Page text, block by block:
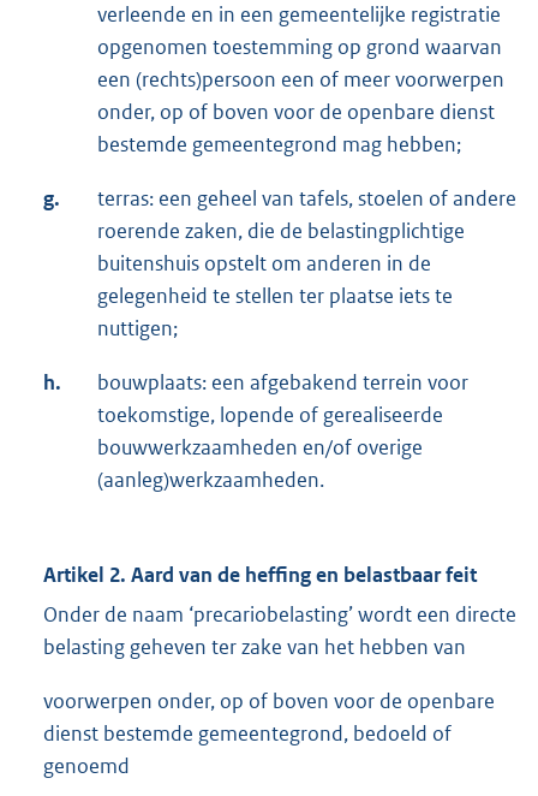
verleende en in een gemeentelijke registratie
opgenomen toestemming op grond waarvan
een (rechts)persoon een of meer voorwerpen
onder, op of boven voor de openbare dienst
bestemde gemeentegrond mag hebben;
g.
terras: een geheel van tafels, stoelen of andere
roerende zaken, die de belastingplichtige
buitenshuis opstelt om anderen in de
gelegenheid te stellen ter plaatse iets te
nuttigen;
h.
bouwplaats: een afgebakend terrein voor
toekomstige, lopende of gerealiseerde
bouwwerkzaamheden en/of overige
(aanleg)werkzaamheden.
Artikel 2. Aard van de heffing en belastbaar feit
Onder de naam ‘precariobelasting’ wordt een directe
belasting geheven ter zake van het hebben van
voorwerpen onder, op of boven voor de openbare
dienst bestemde gemeentegrond, bedoeld of
genoemd